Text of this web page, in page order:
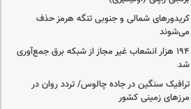
کریدورهای شمالی و جنوبی تنگه هرمز حذف
می‌شوند
۱۹۴ هزار انشعاب غیر مجاز از شبکه برق جمع‌آوری
شد
ترافیک سنگین در جاده چالوس/ تردد روان در
مرزهای زمینی کشور